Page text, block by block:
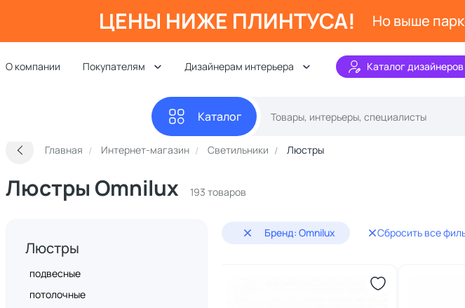
ЦЕНЫ НИЖЕ ПЛИНТУСА! Но выше
О компании Покупателям Дизайнерам интерьера Каталог дизайнеров
Каталог
Главная Интернет-магазин Светильники Люстры
Люстры Omnilux 193 товаров
Люстры
подвесные
потолочные
Бренд: Omnilux Сбросить все